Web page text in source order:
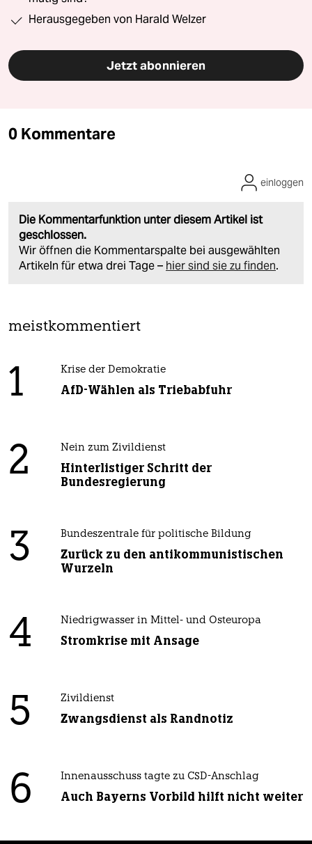
Herausgegeben von Harald Welzer
Jetzt abonnieren
0 Kommentare
Die Kommentarfunktion unter diesem Artikel ist
geschlossen.
Wir öffnen die Kommentarspalte bei ausgewählten
Artikeln für etwa drei Tage – hier sind sie zu finden.
einloggen
meistkommentiert
1 Krise der Demokratie
AfD-Wählen als Triebabfuhr
2 Nein zum Zivildienst
Hinterlistiger Schritt der
Bundesregierung
3 Bundeszentrale für politische Bildung
Zurück zu den antikommunistischen
Wurzeln
4 Niedrigwasser in Mittel- und Osteuropa
Stromkrise mit Ansage
5 Zivildienst
Zwangsdienst als Randnotiz
6 Innenausschuss tagte zu CSD-Anschlag
Auch Bayerns Vorbild hilft nicht weiter